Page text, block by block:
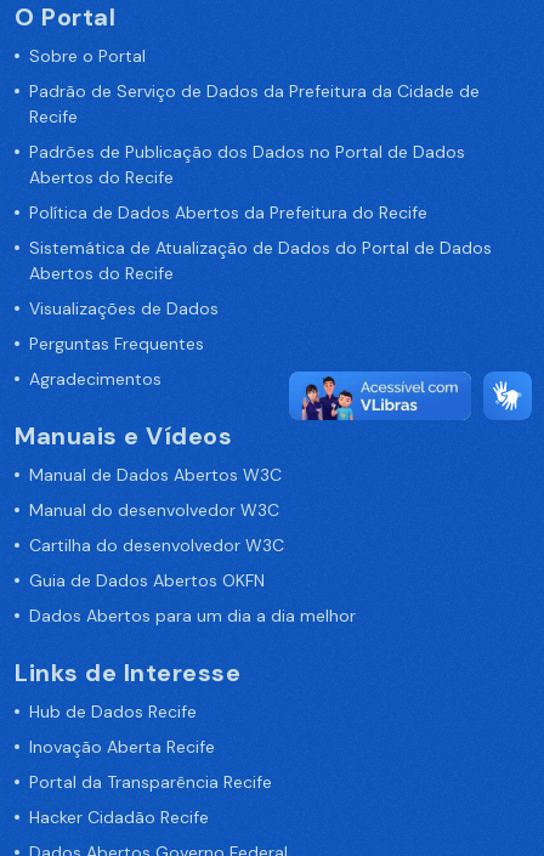
O Portal
Sobre o Portal
Padrão de Serviço de Dados da Prefeitura da Cidade de
Recife
Padrões de Publicação dos Dados no Portal de Dados
Abertos do Recife
Política de Dados Abertos da Prefeitura do Recife
Sistemática de Atualização de Dados do Portal de Dados
Abertos do Recife
Visualizações de Dados
Perguntas Frequentes
Agradecimentos
Manuais e Vídeos
Manual de Dados Abertos W3C
Manual do desenvolvedor W3C
Cartilha do desenvolvedor W3C
Guia de Dados Abertos OKFN
Dados Abertos para um dia a dia melhor
Links de Interesse
Hub de Dados Recife
Inovação Aberta Recife
Portal da Transparência Recife
Hacker Cidadão Recife